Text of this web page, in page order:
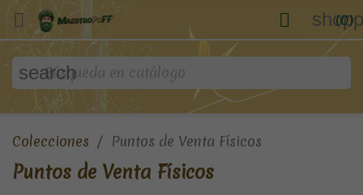
 (0)

search
Colecciones Puntos de Venta Físicos
Puntos de Venta Físicos